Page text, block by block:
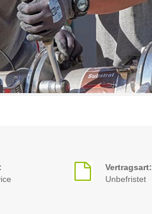
Vertragsart:
Unbefristet